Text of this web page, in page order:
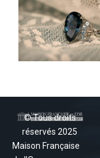
© Tous droits
réservés 2025
Maison Française